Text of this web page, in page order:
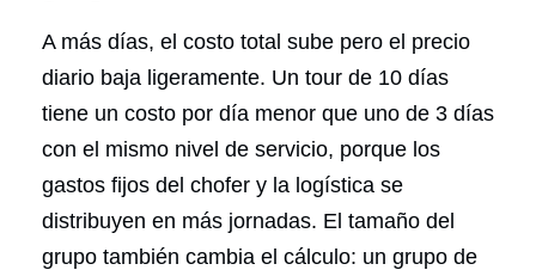
A más días, el costo total sube pero el precio
diario baja ligeramente. Un tour de 10 días
tiene un costo por día menor que uno de 3 días
con el mismo nivel de servicio, porque los
gastos fijos del chofer y la logística se
distribuyen en más jornadas. El tamaño del
grupo también cambia el cálculo: un grupo de